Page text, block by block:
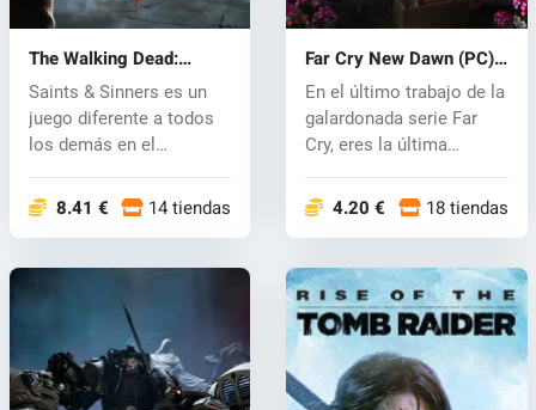
The Walking Dead:
Saints & Sinners (PC)
key
Saints & Sinners es un
juego diferente a todos
los demás en el
8.41 € 14 tiendas
Far Cry New Dawn (PC)
CD key
En el último trabajo de la
galardonada serie Far
Cry, eres la última
4.20 € 18 tiendas